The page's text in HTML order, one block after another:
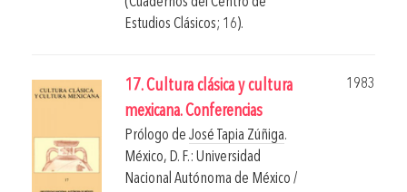
Estudios Clásicos; 16).
17. Cultura clásica y cultura
mexicana. Conferencias
1983
Prólogo de José Tapia Zúñiga.
México, D. F.: Universidad
Nacional Autónoma de México /